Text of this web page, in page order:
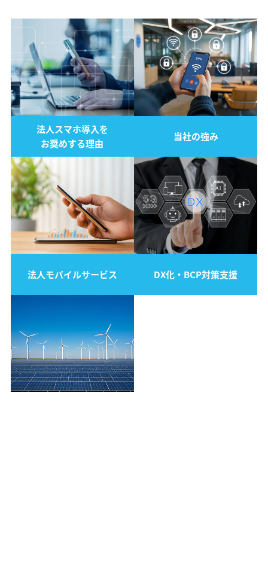
法人スマホ導入を
お奨めする理由
当社の強み
法人モバイルサービス DX化・BCP対策支援